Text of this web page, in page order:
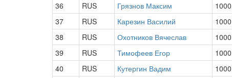
36
RUS Грязнов Максим 1000
37
RUS Карезин Василий 1000
38
RUS Охотников Вячеслав 1000
39
RUS Тимофеев Егор 1000
40
RUS Кутергин Вадим 1000